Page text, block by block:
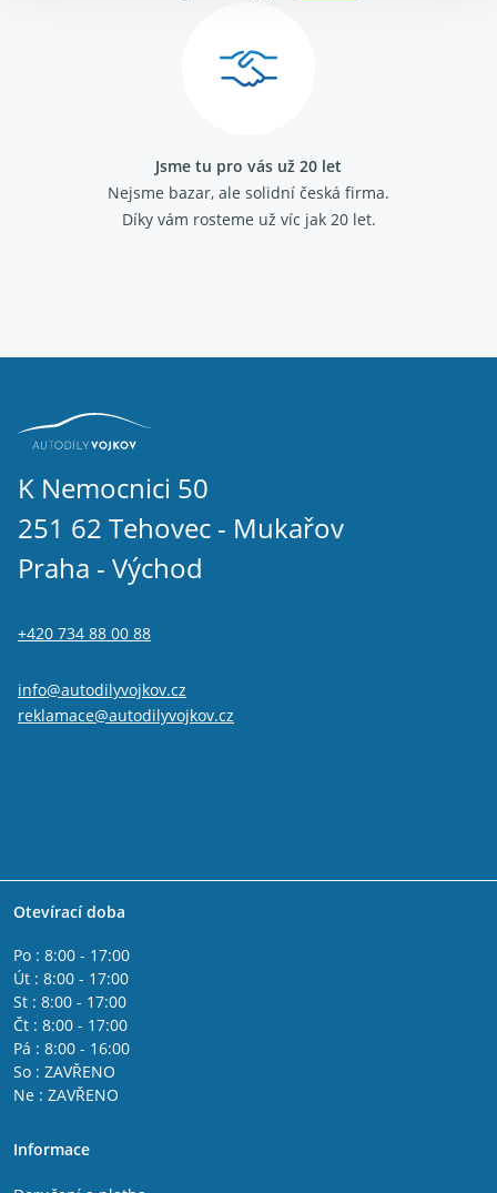
Jsme tu pro vás už 20 let
Nejsme bazar, ale solidní česká firma.
Díky vám rosteme už víc jak 20 let.
K Nemocnici 50
251 62 Tehovec - Mukařov
Praha - Východ
+420 734 88 00 88
info@autodilyvojkov.cz
reklamace@autodilyvojkov.cz
Otevírací doba
Po : 8:00 - 17:00
Út : 8:00 - 17:00
St : 8:00 - 17:00
Čt : 8:00 - 17:00
Pá : 8:00 - 16:00
So : ZAVŘENO
Ne : ZAVŘENO
Informace